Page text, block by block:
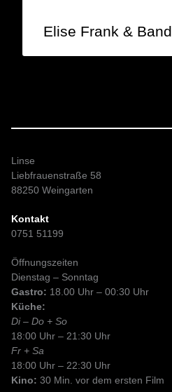
Elise Frank & Band
Linse
Liebfrauenstraße 58
88250 Weingarten
Kontakt
0751 51199
Öffnungszeiten
Dienstag – Sonntag
Gastro: 18.00 Uhr – 00:30 Uhr
Küche:
Di – Do + So
18:00 Uhr – 21:30 Uhr
Fr + Sa
18:00 Uhr – 22:30 Uhr
Kino: 30 Min. vor dem ersten Film